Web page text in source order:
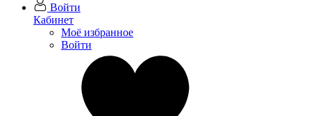
Войти
Кабинет
Моё избранное
Войти